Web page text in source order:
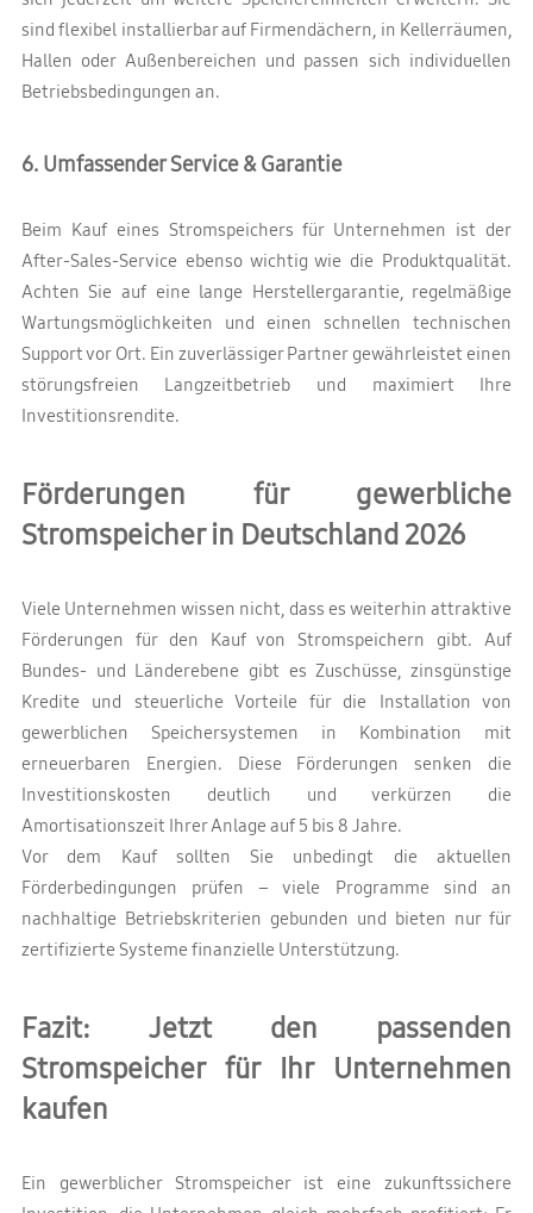
sind flexibel installierbar auf Firmendächern, in Kellerräumen,
Hallen oder Außenbereichen und passen sich individuellen
Betriebsbedingungen an.
6. Umfassender Service & Garantie
Beim Kauf eines Stromspeichers für Unternehmen ist der
After-Sales-Service ebenso wichtig wie die Produktqualität.
Achten Sie auf eine lange Herstellergarantie, regelmäßige
Wartungsmöglichkeiten und einen schnellen technischen
Support vor Ort. Ein zuverlässiger Partner gewährleistet einen
störungsfreien Langzeitbetrieb und maximiert Ihre
Investitionsrendite.
Förderungen für gewerbliche
Stromspeicher in Deutschland 2026
Viele Unternehmen wissen nicht, dass es weiterhin attraktive
Förderungen für den Kauf von Stromspeichern gibt. Auf
Bundes- und Länderebene gibt es Zuschüsse, zinsgünstige
Kredite und steuerliche Vorteile für die Installation von
gewerblichen Speichersystemen in Kombination mit
erneuerbaren Energien. Diese Förderungen senken die
Investitionskosten deutlich und verkürzen die
Amortisationszeit Ihrer Anlage auf 5 bis 8 Jahre.
Vor dem Kauf sollten Sie unbedingt die aktuellen
Förderbedingungen prüfen – viele Programme sind an
nachhaltige Betriebskriterien gebunden und bieten nur für
zertifizierte Systeme finanzielle Unterstützung.
Fazit: Jetzt den passenden
Stromspeicher für Ihr Unternehmen
kaufen
Ein gewerblicher Stromspeicher ist eine zukunftssichere